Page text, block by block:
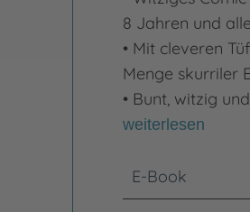
8 Jahren und
• Mit cleveren
Menge skurriler
• Bunt, witzig
weiterlesen
E-Book